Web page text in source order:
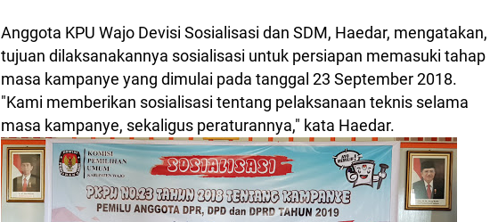
Anggota KPU Wajo Devisi Sosialisasi dan SDM, Haedar, mengatakan,
tujuan dilaksanakannya sosialisasi untuk persiapan memasuki tahap
masa kampanye yang dimulai pada tanggal 23 September 2018.
"Kami memberikan sosialisasi tentang pelaksanaan teknis selama
masa kampanye, sekaligus peraturannya," kata Haedar.